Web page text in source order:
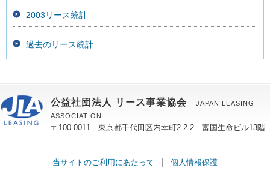
2003リース統計
過去のリース統計
公益社団法人 リース事業協会
JAPAN LEASING
ASSOCIATION
〒100-0011 東京都千代田区内幸町2-2-2 富国生命ビル13階
当サイトのご利用にあたって 個人情報保護